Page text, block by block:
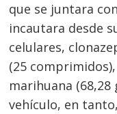
que se juntara
incautara desde
celulares,
(25
marihuana (68,28
vehículo, en